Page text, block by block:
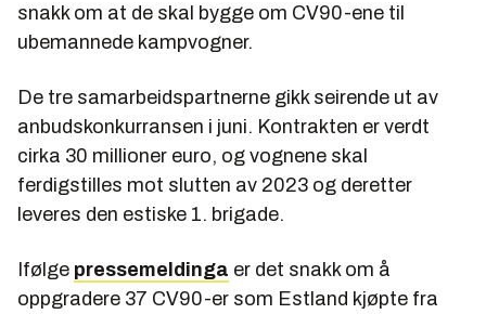
snakk om at de skal bygge om CV90-ene til
ubemannede kampvogner.
De tre samarbeidspartnerne gikk seirende ut av
anbudskonkurransen i juni. Kontrakten er verdt
cirka 30 millioner euro, og vognene skal
ferdigstilles mot slutten av 2023 og deretter
leveres den estiske 1. brigade.
Ifølge pressemeldinga er det snakk om å
oppgradere 37 CV90-er som Estland kjøpte fra